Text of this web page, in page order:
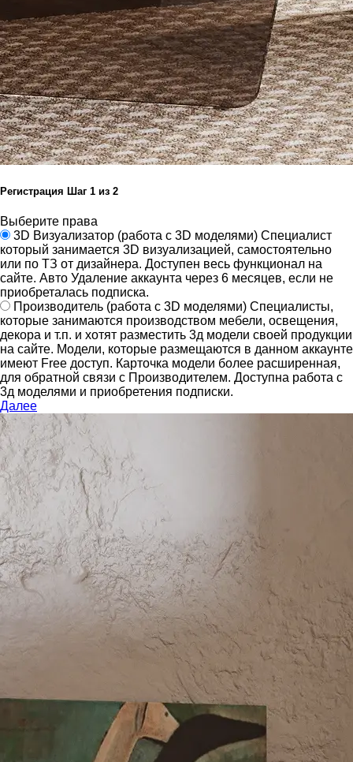
Регистрация Шаг 1 из 2
Выберите права
3D Визуализатор (работа с 3D моделями) Специалист
который занимается 3D визуализацией, самостоятельно
или по ТЗ от дизайнера. Доступен весь функционал на
сайте. Авто Удаление аккаунта через 6 месяцев, если не
приобреталась подписка.
Производитель (работа с 3D моделями) Специалисты,
которые занимаются производством мебели, освещения,
декора и т.п. и хотят разместить 3д модели своей продукции
на сайте. Модели, которые размещаются в данном аккаунте
имеют Free доступ. Карточка модели более расширенная,
для обратной связи с Производителем. Доступна работа с
3д моделями и приобретения подписки.
Далее